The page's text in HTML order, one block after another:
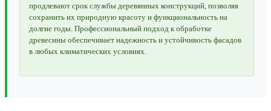
продлевают срок службы деревянных конструкций, позволяя
сохранить их природную красоту и функциональность на
долгие годы. Профессиональный подход к обработке
древесины обеспечивает надежность и устойчивость фасадов
в любых климатических условиях.